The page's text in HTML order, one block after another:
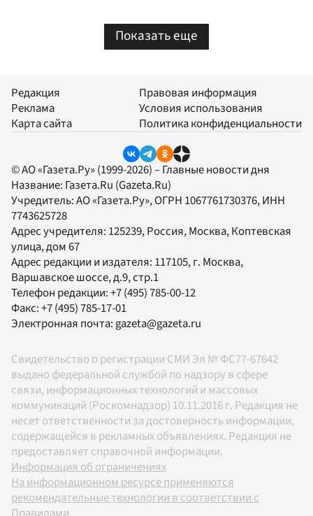
Показать еще
Редакция
Реклама
Карта сайта
Правовая информация
Условия использования
Политика конфиденциальности
© АО «Газета.Ру» (1999-2026) – Главные новости дня
Название: Газета.Ru (Gazeta.Ru)
Учредитель:АО «Газета.Ру», ОГРН 1067761730376, ИНН
7743625728
Адрес учредителя: 125239, Россия, Москва, Коптевская
улица, дом 67
Адрес редакции и издателя: 117105, г. Москва,
Варшавское шоссе, д.9, стр.1
Телефон редакции:+7 (495) 785-00-12
Факс:+7 (495) 785-17-01
Электронная почта:gazeta@gazeta.ru
Свидетельство о регистрации СМИ Эл № ФС77-67642
выдано федеральной службой по надзору в сфере
связи, информационных технологий и массовых
коммуникаций (Роскомнадзор) 10.11.2016 г. Редакция не
несет ответственности за достоверность информации,
содержащейся в рекламных объявлениях. Редакция не
предоставляет справочной информации.
Информация об ограничениях
На информационном ресурсе применяются
рекомендательные технологии в соответствии с